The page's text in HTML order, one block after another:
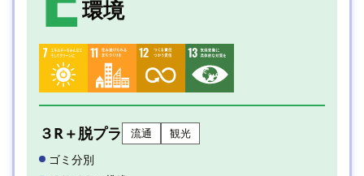
環境
３R＋脱プラ 流通 観光
ゴミ分別